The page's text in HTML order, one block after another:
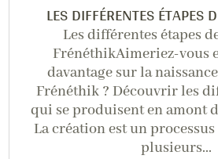
LES DIFFÉRENTES ÉTAPES
Les différentes étapes
FrénéthikAimeriez-vous
davantage sur la
Frénéthik ? Découvrir les
qui se produisent en amont
La création est un
plusieurs...